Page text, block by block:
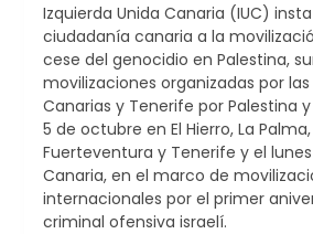
Izquierda Unida Canaria (IUC)
ciudadanía canaria a la
cese del genocidio en Palestina,
movilizaciones organizadas por
Canarias y Tenerife por Palestina
5 de octubre en El Hierro, La
Fuerteventura y Tenerife y el
Canaria, en el marco de
internacionales por el primer
criminal ofensiva israelí.